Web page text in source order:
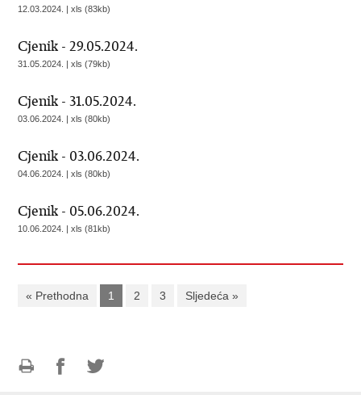
12.03.2024. | xls (83kb)
Cjenik - 29.05.2024.
31.05.2024. | xls (79kb)
Cjenik - 31.05.2024.
03.06.2024. | xls (80kb)
Cjenik - 03.06.2024.
04.06.2024. | xls (80kb)
Cjenik - 05.06.2024.
10.06.2024. | xls (81kb)
« Prethodna 1 2 3 Sljedeća »